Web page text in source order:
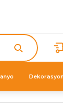
Dekorasyon